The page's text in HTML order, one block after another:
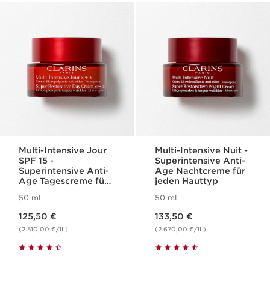
Multi-Intensive Jour
SPF 15 -
Superintensive Anti-
Age Tagescreme für
50 ml
125,50 €
(2.510,00 €/1L)
Multi-Intensive Nuit -
Superintensive Anti-
Age Nachtcreme für
jeden Hauttyp
50 ml
133,50 €
(2.670,00 €/1L)